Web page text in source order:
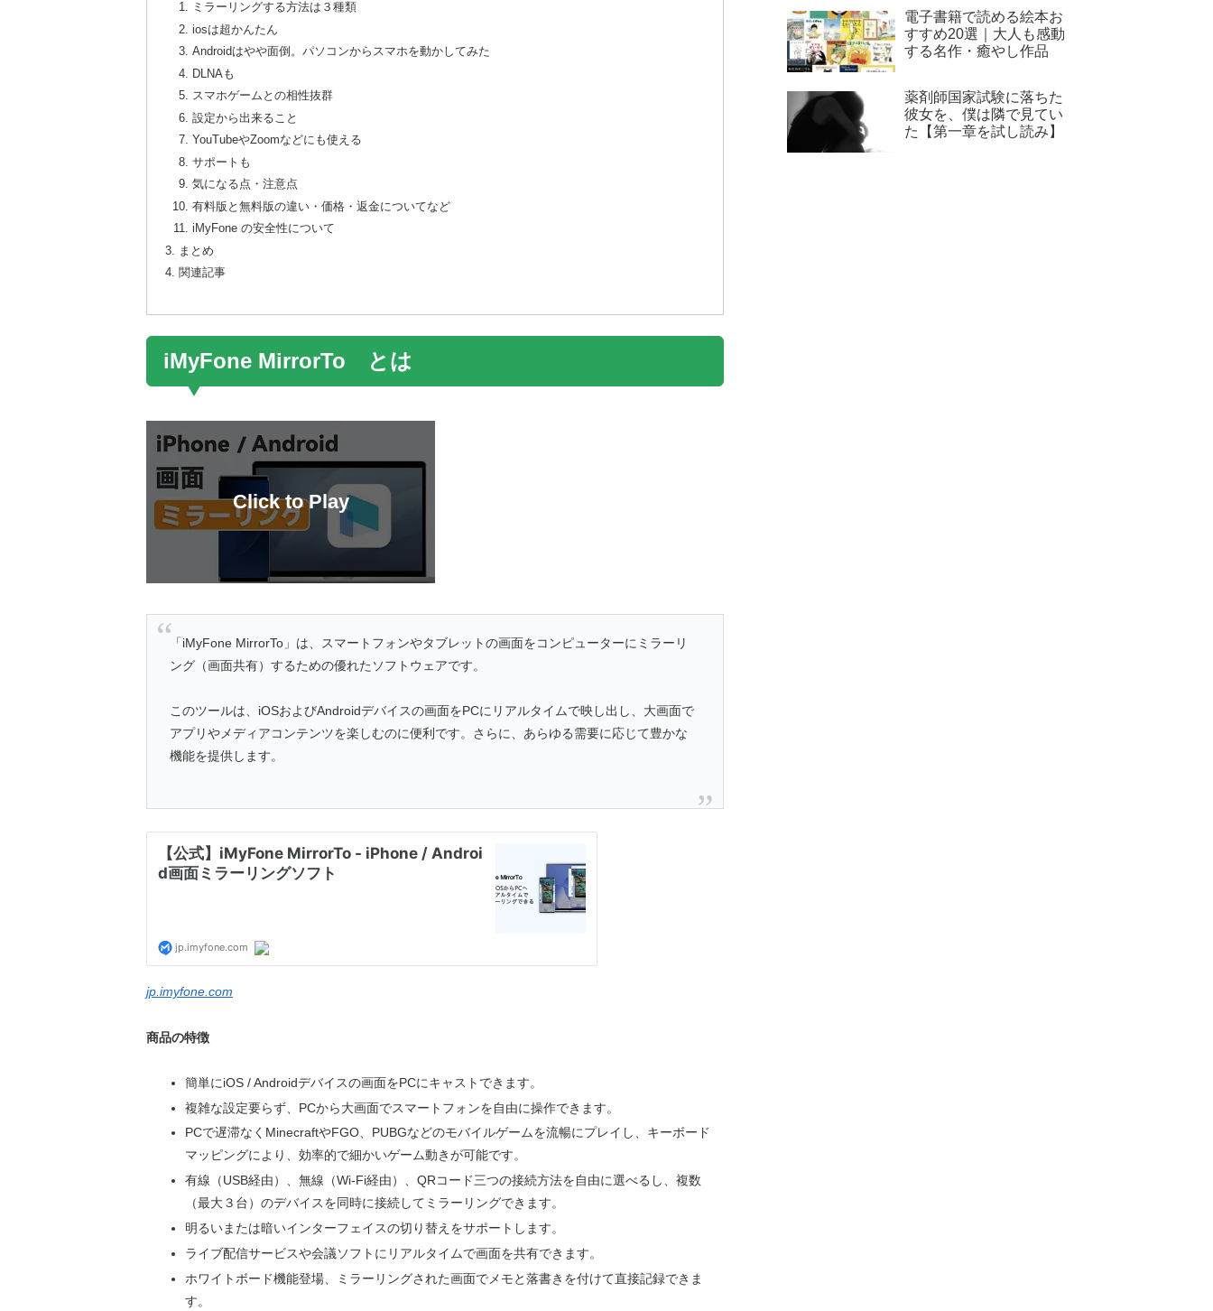
ミラーリングする方法は３種類
iosは超かんたん
Androidはやや面倒。パソコンからスマホを動かしてみた
DLNAも
スマホゲームとの相性抜群
設定から出来ること
YouTubeやZoomなどにも使える
サポートも
気になる点・注意点
有料版と無料版の違い・価格・返金についてなど
iMyFone の安全性について
まとめ
関連記事
iMyFone MirrorTo とは
「iMyFone MirrorTo」は、スマートフォンやタブレットの画面をコンピューターにミラーリ
ング（画面共有）するための優れたソフトウェアです。
このツールは、iOSおよびAndroidデバイスの画面をPCにリアルタイムで映し出し、大画面で
アプリやメディアコンテンツを楽しむのに便利です。さらに、あらゆる需要に応じて豊かな
機能を提供します。
jp.imyfone.com
商品の特徴
簡単にiOS / Androidデバイスの画面をPCにキャストできます。
複雑な設定要らず、PCから大画面でスマートフォンを自由に操作できます。
PCで遅滞なくMinecraftやFGO、PUBGなどのモバイルゲームを流暢にプレイし、キーボード
マッピングにより、効率的で細かいゲーム動きが可能です。
有線（USB経由）、無線（Wi-Fi経由）、QRコード三つの接続方法を自由に選べるし、複数
（最大３台）のデバイスを同時に接続してミラーリングできます。
明るいまたは暗いインターフェイスの切り替えをサポートします。
ライブ配信サービスや会議ソフトにリアルタイムで画面を共有できます。
ホワイトボード機能登場、ミラーリングされた画面でメモと落書きを付けて直接記録できま
す。
電子書籍で読める絵本お
すすめ20選｜大人も感動
する名作・癒やし作品
薬剤師国家試験に落ちた
彼女を、僕は隣で見てい
た【第一章を試し読み】